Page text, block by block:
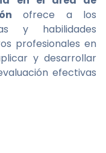
ofrece a los
y habilidades
profesionales en
y desarrollar
efectivas